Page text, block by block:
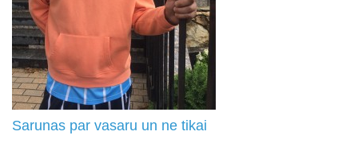
Sarunas par vasaru un ne tikai